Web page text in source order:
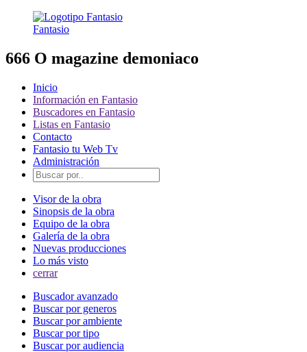
Fantasio
666 O magazine demoniaco
Inicio
Información en Fantasio
Buscadores en Fantasio
Listas en Fantasio
Contacto
Fantasio tu Web Tv
Administración
Visor de la obra
Sinopsis de la obra
Equipo de la obra
Galería de la obra
Nuevas producciones
Lo más visto
cerrar
Buscador avanzado
Buscar por generos
Buscar por ambiente
Buscar por tipo
Buscar por audiencia